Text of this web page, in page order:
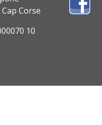
Corse
10